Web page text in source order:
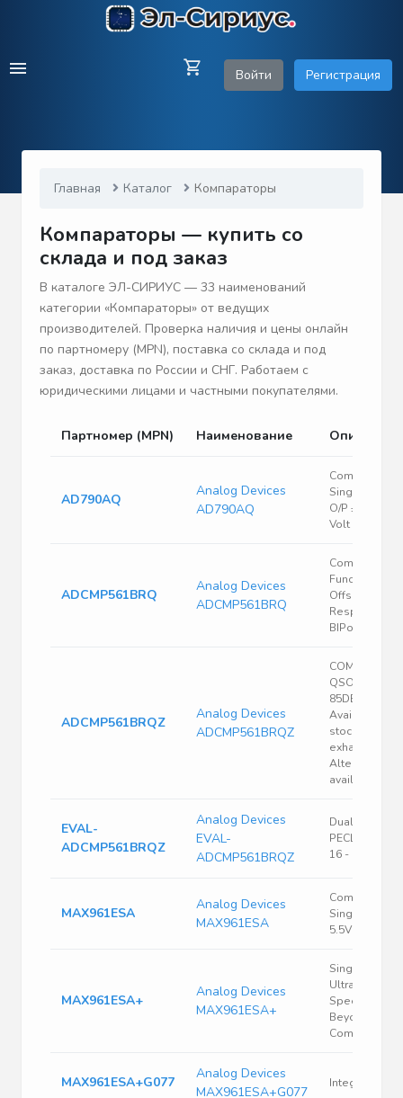
Войти Регистрация
Главная Каталог Компараторы
Компараторы — купить со
склада и под заказ
В каталоге ЭЛ-СИРИУС — 33 наименований
категории «Компараторы» от ведущих
производителей. Проверка наличия и цены онлайн
по партномеру (MPN), поставка со склада и под
заказ, доставка по России и СНГ. Работаем с
юридическими лицами и частными покупателями.
Партномер (MPN) Наименование Описание
AD790AQ
Analog Devices
AD790AQ
Comparator
Single Rail to
O/P ±16.5
Volt 8-Pin
ADCMP561BRQ
Analog Devices
ADCMP561BRQ
Comparator, 1
Func, 10000uV
Offset-Max,
Response
BIPolar,
ADCMP561BRQZ
Analog Devices
ADCMP561BRQZ
QSOP-16, -40
85DEG C;
Available
stocks are
exhausted
Alternative
available
EVAL-
ADCMP561BRQZ
Analog Devices
EVAL-
ADCMP561BRQZ
Dual High
PECL
16 - Lead
MAX961ESA
Analog Devices
MAX961ESA
Comparator
Single R-R I/P
5.5V 8-Pin
MAX961ESA+
Analog Devices
MAX961ESA+
Single/Dual/
Ultra-High-
Speed, +3V/
Beyond-the-
Comparators
MAX961ESA+G077
Analog Devices
MAX961ESA+G077
Integrated